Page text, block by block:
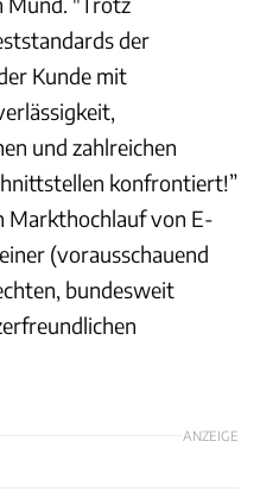
der
Kunde mit
und zahlreichen
konfrontiert!”
Markthochlauf von E-
(vorausschauend
bundesweit
ANZEIGE